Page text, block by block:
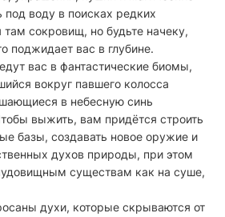
под воду в поисках редких
сокровищ, но будьте начеку,
поджидает вас в глубине.
вас в фантастические биомы,
вокруг павшего колосса
в небесную синь
выжить, вам придётся строить
базы, создавать новое оружие и
духов природы, при этом
существам как на суше,
духи, которые скрываются от